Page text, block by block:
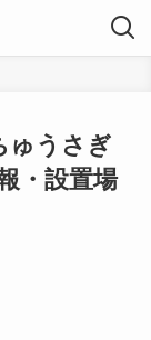
ゅうさぎ
・設置場